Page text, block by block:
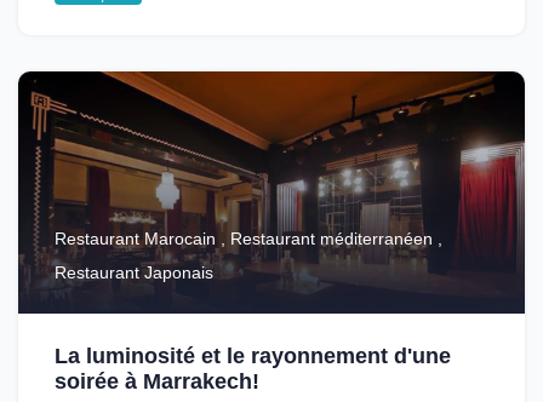
Restaurant Marocain , Restaurant méditerranéen ,
Restaurant Japonais
La luminosité et le rayonnement d'une
soirée à Marrakech!